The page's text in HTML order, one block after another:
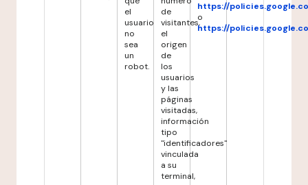
el
usuario
no
sea
un
robot.
de
visitantes,
el
origen
de
los
usuarios
y las
páginas
visitadas,
información
tipo
"identificadores"
vinculada
a su
terminal,
https://
o
https://